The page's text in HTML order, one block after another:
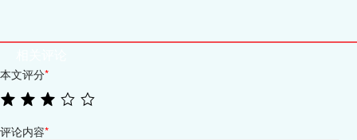
本文评分*
评论内容*